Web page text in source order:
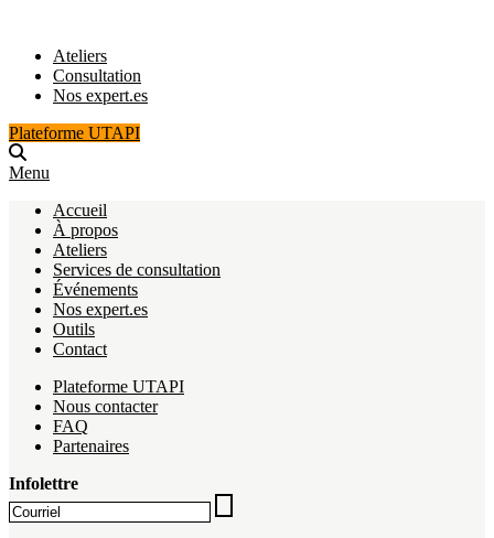
Ateliers
Consultation
Nos expert.es
Plateforme UTAPI
Menu
Accueil
À propos
Ateliers
Services de consultation
Événements
Nos expert.es
Outils
Contact
Plateforme UTAPI
Nous contacter
FAQ
Partenaires
Infolettre